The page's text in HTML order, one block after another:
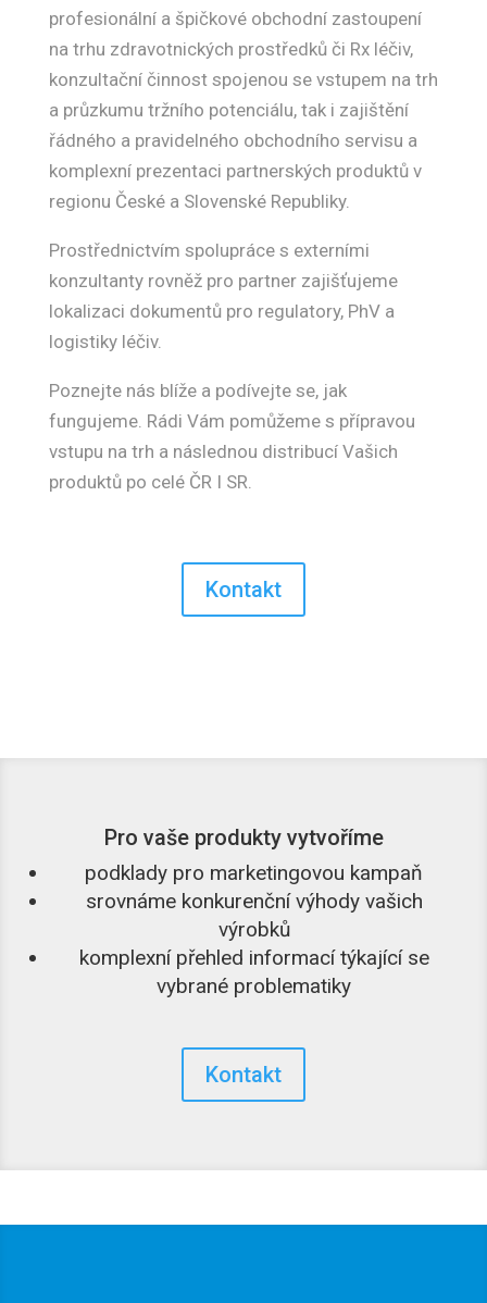
profesionální a špičkové obchodní zastoupení
na trhu zdravotnických prostředků či Rx léčiv,
konzultační činnost spojenou se vstupem na trh
a průzkumu tržního potenciálu, tak i zajištění
řádného a pravidelného obchodního servisu a
komplexní prezentaci partnerských produktů v
regionu České a Slovenské Republiky.
Prostřednictvím spolupráce s externími
konzultanty rovněž pro partner zajišťujeme
lokalizaci dokumentů pro regulatory, PhV a
logistiky léčiv.
Poznejte nás blíže a podívejte se, jak
fungujeme. Rádi Vám pomůžeme s přípravou
vstupu na trh a následnou distribucí Vašich
produktů po celé ČR I SR.
Kontakt
Pro vaše produkty vytvoříme
podklady pro marketingovou kampaň
srovnáme konkurenční výhody vašich
výrobků
komplexní přehled informací týkající se
vybrané problematiky
Kontakt